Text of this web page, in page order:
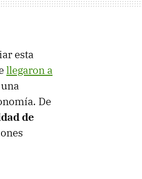
esta
llegaron a
De
de